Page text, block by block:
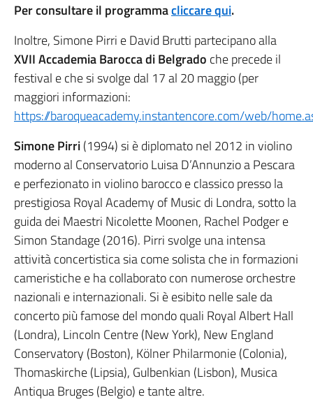
Per consultare il programmacliccare qui.
Inoltre, Simone Pirri e David Brutti partecipano alla
XVII Accademia Barocca di Belgrado che precede il
festival e che si svolge dal 17 al 20 maggio (per
maggiori informazioni:
https://baroqueacademy.instantencore.com/web/
Simone Pirri(1994) si è diplomato nel 2012 in violino
moderno al Conservatorio Luisa D’Annunzio a Pescara
e perfezionato in violino barocco e classico presso la
prestigiosa Royal Academy of Music di Londra, sotto la
guida dei Maestri Nicolette Moonen, Rachel Podger e
Simon Standage (2016). Pirri svolge una intensa
attività concertistica sia come solista che in formazioni
cameristiche e ha collaborato con numerose orchestre
nazionali e internazionali. Si è esibito nelle sale da
concerto più famose del mondo quali Royal Albert Hall
(Londra), Lincoln Centre (New York), New England
Conservatory (Boston), Kölner Philarmonie (Colonia),
Thomaskirche (Lipsia), Gulbenkian (Lisbon), Musica
Antiqua Bruges (Belgio) e tante altre.